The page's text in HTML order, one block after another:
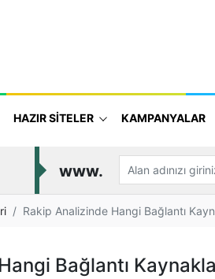
HAZIR SİTELER KAMPANYALAR
www.
Rakip Analizinde Hangi Bağlantı
Bağlantı